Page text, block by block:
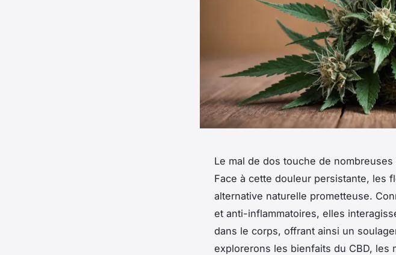
Le mal de dos touche de
Face à cette douleur persistante, les
alternative naturelle prometteuse.
et anti-inflammatoires, elles
dans le corps, offrant ainsi un
explorerons les bienfaits du CBD, les